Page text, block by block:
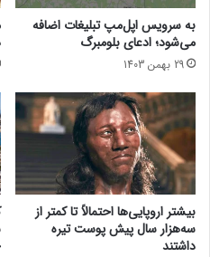
می‌شود و حتی امکان تغییر اندازه
دو پنجره و جابجایی آن‌ها به‌صورت
نماند که اپل برای مدیریت بهتر،
درنظر گرفته است.
قابلیت‌های جدید
به سرویس اپل‌مپ تبلیغات اضافه
می‌شود؛ ادعای بلومبرگ
29 بهمن 1403
بیشتر اروپایی‌ها احتمالاً تا کمتر از
سه‌هزار سال پیش پوست تیره
داشتند